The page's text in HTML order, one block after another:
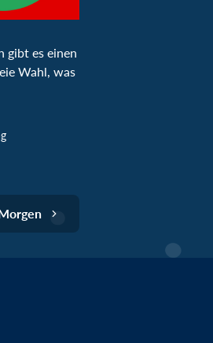
gibt es einen
Wahl, was